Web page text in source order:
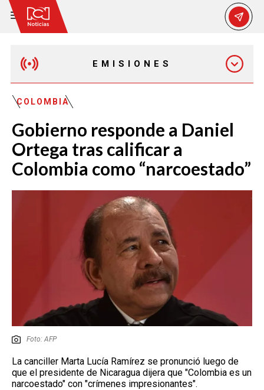
EMISIONES
EMISIÓN 12:30 PM
EMISIÓN 7:00 PM
EMISIÓN 11:30 PM
COLOMBIA
Gobierno responde a Daniel
Ortega tras calificar a
Colombia como “narcoestado”
Foto: AFP
La canciller Marta Lucía Ramírez se pronunció luego de
que el presidente de Nicaragua dijera que "Colombia es un
narcoestado" con "crímenes impresionantes".